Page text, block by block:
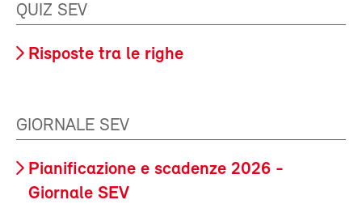
QUIZ SEV
Risposte tra le righe
GIORNALE SEV
Pianificazione e scadenze 2026 -
Giornale SEV